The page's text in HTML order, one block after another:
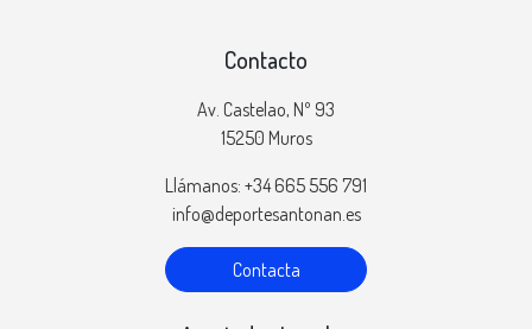
Contacto
Av. Castelao, Nº 93
15250 Muros
Llámanos: +34 665 556 791
info@deportesantonan.es
Contacta